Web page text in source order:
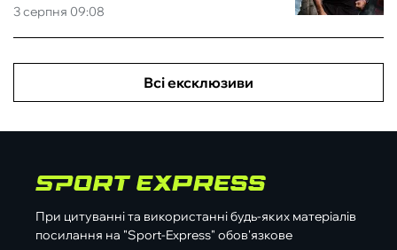
3 серпня 09:08
Всі ексклюзиви
При цитуванні та використанні будь-яких матеріалів
посилання на "Sport-Express" обов'язкове